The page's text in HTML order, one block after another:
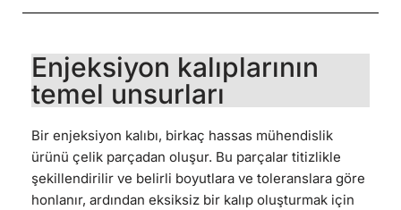
Enjeksiyon kalıplarının
temel unsurları
Bir enjeksiyon kalıbı, birkaç hassas mühendislik
ürünü çelik parçadan oluşur. Bu parçalar titizlikle
şekillendirilir ve belirli boyutlara ve toleranslara göre
honlanır, ardından eksiksiz bir kalıp oluşturmak için